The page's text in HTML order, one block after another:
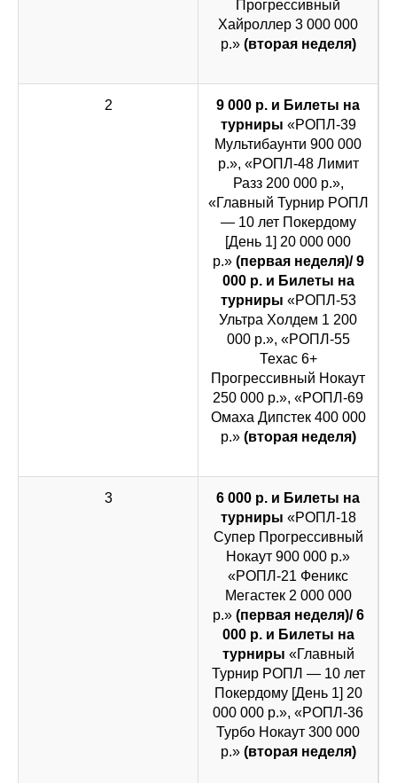
Прогрессивный
Хайроллер 3 000 000
р.» (вторая неделя)
2
9 000 р. и Билеты на
турниры «РОПЛ-39
Мультибаунти 900 000
р.», «РОПЛ-48 Лимит
Разз 200 000 р.»,
«Главный Турнир РОПЛ
— 10 лет Покердому
[День 1] 20 000 000
р.» (первая неделя)/ 9
000 р. и Билеты на
турниры «РОПЛ-53
Ультра Холдем 1 200
000 р.», «РОПЛ-55
Техас 6+
Прогрессивный Нокаут
250 000 р.», «РОПЛ-69
Омаха Дипстек 400 000
р.» (вторая неделя)
3
6 000 р. и Билеты на
турниры «РОПЛ-18
Супер Прогрессивный
Нокаут 900 000 р.»
«РОПЛ-21 Феникс
Мегастек 2 000 000
р.» (первая неделя)/ 6
000 р. и Билеты на
турниры «Главный
Турнир РОПЛ — 10 лет
Покердому [День 1] 20
000 000 р.», «РОПЛ-36
Турбо Нокаут 300 000
р.» (вторая неделя)